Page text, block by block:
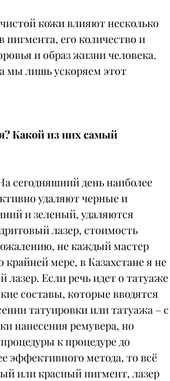
кожи влияют несколько
пигмента, его количество и
и образ жизни человека.
мы лишь ускоряем этот
Какой из них самый
сегодняшний день наиболее
удаляют черные и
и зеленый, удаляются
лазер, стоимость
не каждый мастер
мере, в Казахстане я не
лазер. Если речь идет о татуаже
составы, которые вводятся
татуировки или татуажа – с
нанесения ремувера, но
к процедуре до
эффективного метода, то всё
или красный пигмент, лазер